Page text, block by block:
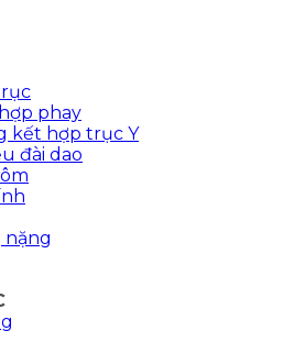
phay
kết hợp trục Y
đài dao